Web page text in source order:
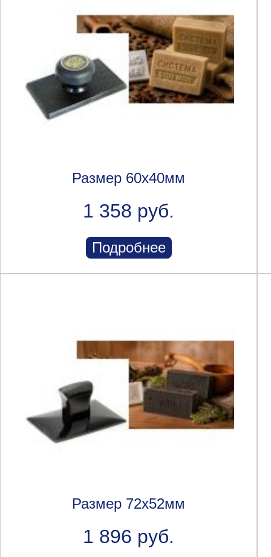
Размер 60х40мм
1 358 руб.
Подробнее
Размер 72х52мм
1 896 руб.